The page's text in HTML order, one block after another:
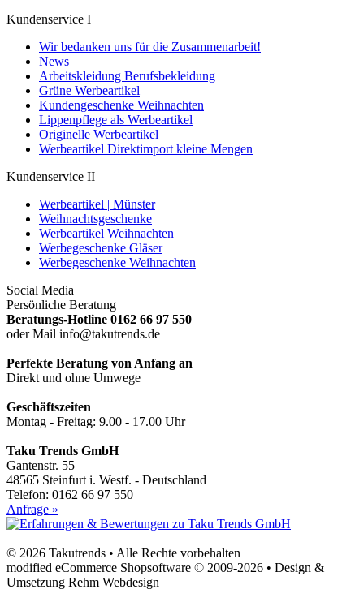
Kundenservice I
Wir bedanken uns für die Zusammenarbeit!
News
Arbeitskleidung Berufsbekleidung
Grüne Werbeartikel
Kundengeschenke Weihnachten
Lippenpflege als Werbeartikel
Originelle Werbeartikel
Werbeartikel Direktimport kleine Mengen
Kundenservice II
Werbeartikel | Münster
Weihnachtsgeschenke
Werbeartikel Weihnachten
Werbegeschenke Gläser
Werbegeschenke Weihnachten
Social Media
Persönliche Beratung
Beratungs-Hotline 0162 66 97 550
oder Mail info@takutrends.de
Perfekte Beratung von Anfang an
Direkt und ohne Umwege
Geschäftszeiten
Montag - Freitag: 9.00 - 17.00 Uhr
Taku Trends GmbH
Gantenstr. 55
48565 Steinfurt i. Westf. - Deutschland
Telefon: 0162 66 97 550
Anfrage »
© 2026 Takutrends • Alle Rechte vorbehalten
modified eCommerce Shopsoftware © 2009-2026 • Design &
Umsetzung Rehm Webdesign